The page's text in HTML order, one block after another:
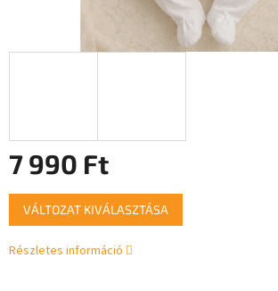
7 990 Ft
Egységár:
VÁLTOZAT KIVÁLASZTÁSA
Részletes információ